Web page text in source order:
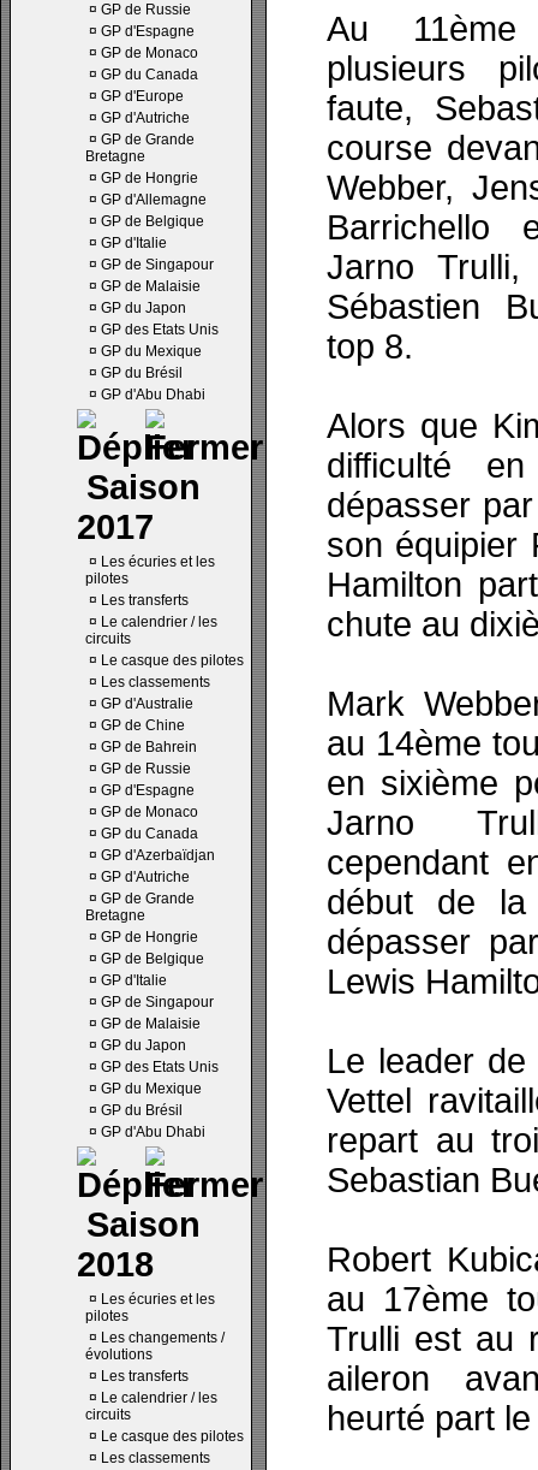
¤ GP de Russie
¤ GP d'Espagne
¤ GP de Monaco
¤ GP du Canada
¤ GP d'Europe
¤ GP d'Autriche
¤ GP de Grande
Bretagne
¤ GP de Hongrie
¤ GP d'Allemagne
¤ GP de Belgique
¤ GP d'Italie
¤ GP de Singapour
¤ GP de Malaisie
¤ GP du Japon
¤ GP des Etats Unis
¤ GP du Mexique
¤ GP du Brésil
¤ GP d'Abu Dhabi
Saison
2017
¤ Les écuries et les
pilotes
¤ Les transferts
¤ Le calendrier / les
circuits
¤ Le casque des pilotes
¤ Les classements
¤ GP d'Australie
¤ GP de Chine
¤ GP de Bahrein
¤ GP de Russie
¤ GP d'Espagne
¤ GP de Monaco
¤ GP du Canada
¤ GP d'Azerbaïdjan
¤ GP d'Autriche
¤ GP de Grande
Bretagne
¤ GP de Hongrie
¤ GP de Belgique
¤ GP d'Italie
¤ GP de Singapour
¤ GP de Malaisie
¤ GP du Japon
¤ GP des Etats Unis
¤ GP du Mexique
¤ GP du Brésil
¤ GP d'Abu Dhabi
Saison
2018
¤ Les écuries et les
pilotes
¤ Les changements /
évolutions
¤ Les transferts
¤ Le calendrier / les
circuits
¤ Le casque des pilotes
¤ Les classements
Au
plusieurs
faute,
course
Webber,
Barrichello
Jarno
Sébastien
top 8.
Alors que
difficulté
dépasser
son équipier
Hamilton
chute au
Mark
au 14ème
en sixième
Jarno
cependant
début de
dépasser
Lewis
Le leader
Vettel
repart au
Sebastian
Robert
au 17ème
Trulli est au
aileron
heurté part